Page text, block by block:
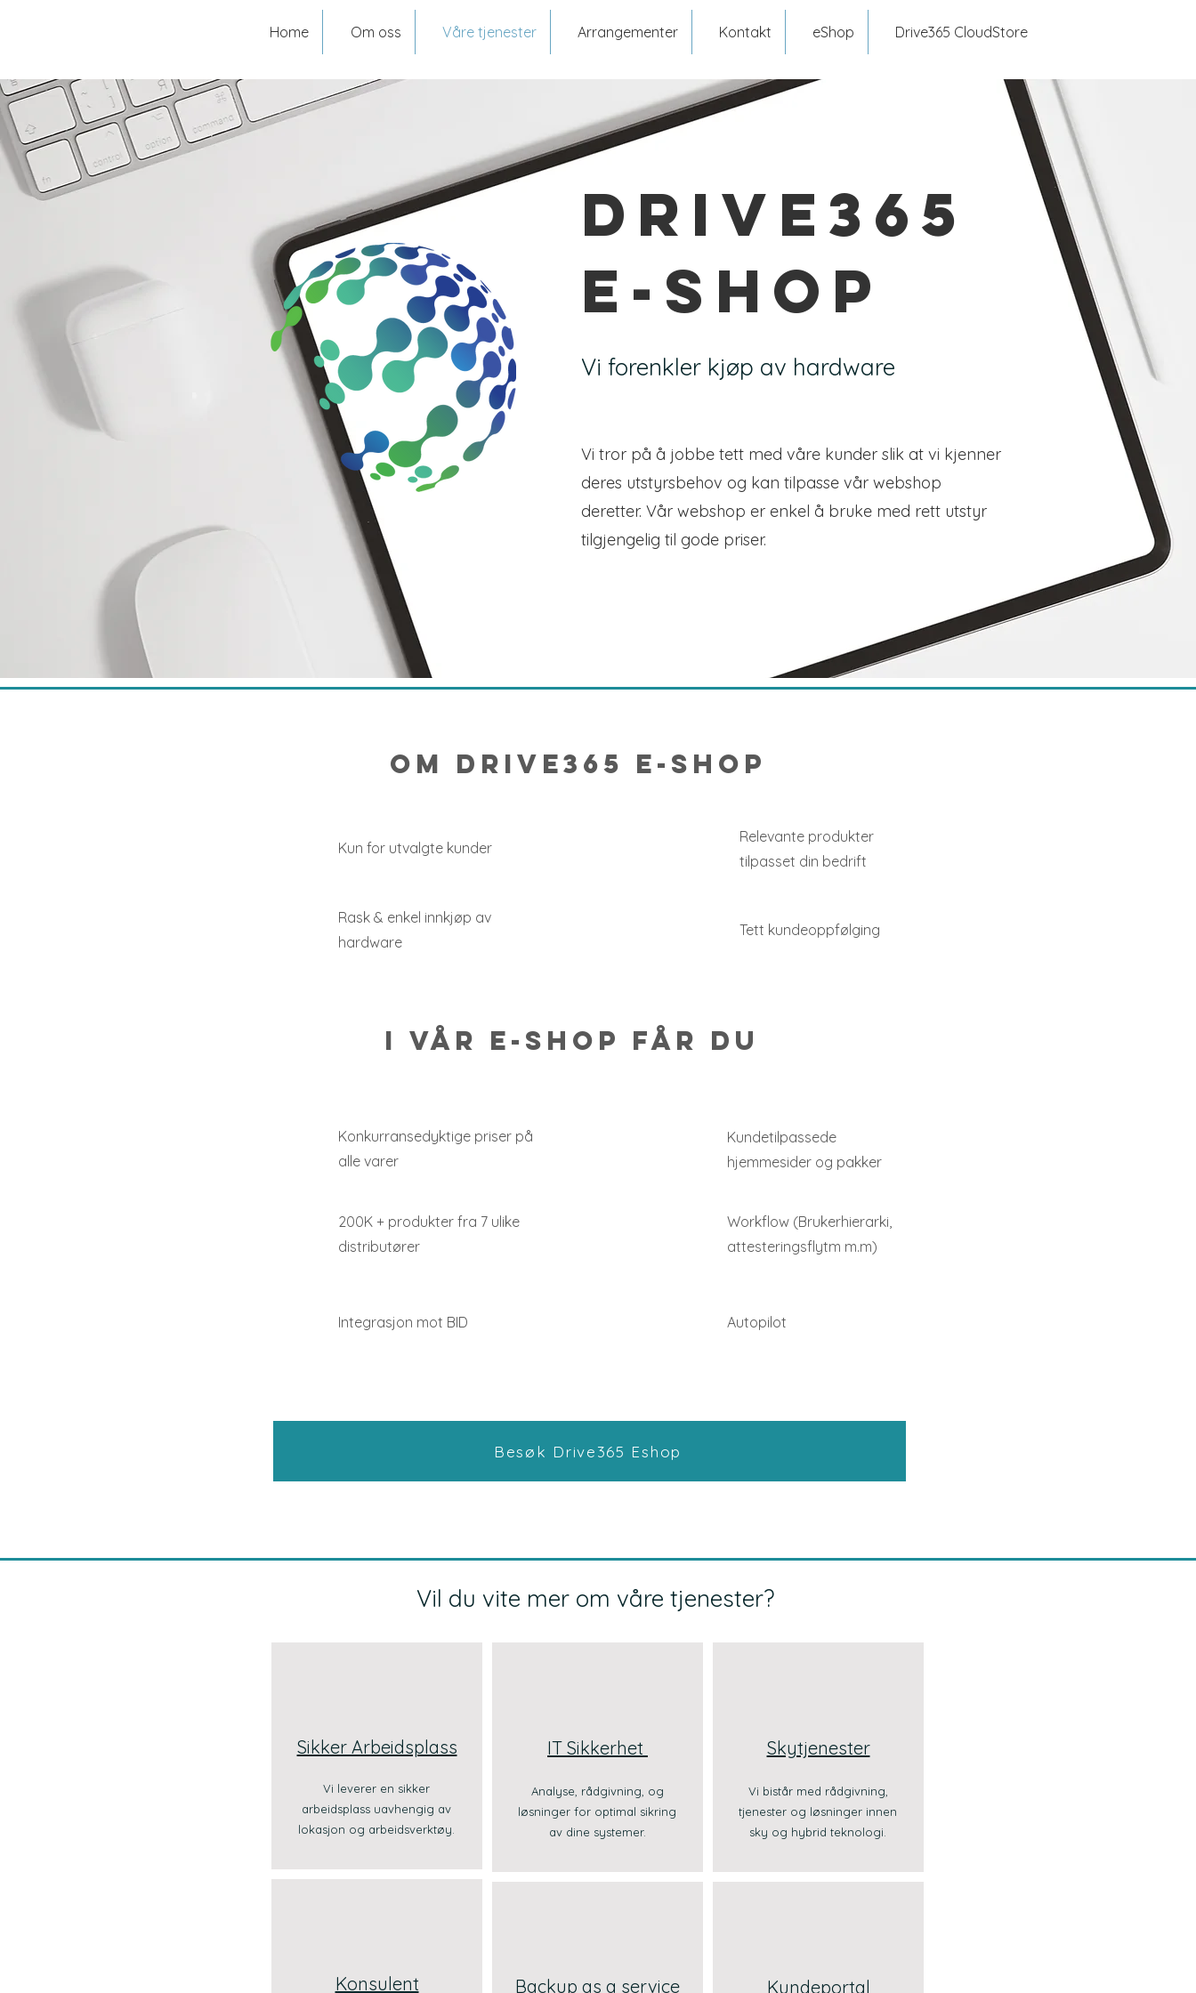
Home Om oss Våre tjenester Arrangementer Kontakt eShop Drive365 CloudStore
drive365
e-shop
Vi forenkler kjøp av hardware
Vi tror på å jobbe tett med våre kunder slik at vi kjenner
deres utstyrsbehov og kan tilpasse vår webshop
deretter. Vår webshop er enkel å bruke med rett utstyr
tilgjengelig til gode priser.
Om Drive365 e- shop
Kun for utvalgte kunder
Rask & enkel innkjøp av
hardware
Relevante produkter
tilpasset din bedrift
Tett kundeoppfølging
I vår e-shop får du
Konkurransedyktige priser på
alle varer
200K + produkter fra 7 ulike
distributører
Integrasjon mot BID
Kundetilpassede
hjemmesider og pakker
Workflow (Brukerhierarki,
attesteringsflytm m.m)
Autopilot
Besøk Drive365 Eshop
Vil du vite mer om våre tjenester?
Sikker Arbeidsplass
Vi leverer en sikker
arbeidsplass uavhengig av
lokasjon og arbeidsverktøy.
Konsulent
IT Sikkerhet
Analyse, rådgivning, og
løsninger for optimal sikring
av dine systemer.
Backup as a service
Skytjenester
Vi bistår med rådgivning,
tjenester og løsninger innen
sky og hybrid teknologi.
Kundeportal